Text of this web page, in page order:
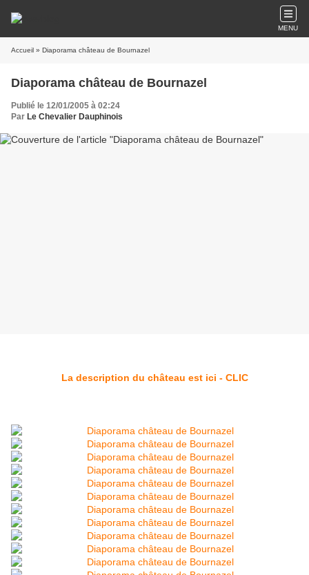
MENU
Accueil » Diaporama château de Bournazel
Diaporama château de Bournazel
Publié le 12/01/2005 à 02:24
Par Le Chevalier Dauphinois
La description du château est ici - CLIC